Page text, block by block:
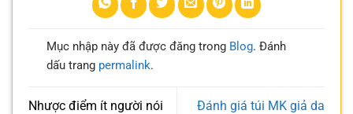
Mục nhập này đã được đăng trong Blog. Đánh
dấu trang permalink.
Nhược điểm ít người nói
Đánh giá túi MK giả da